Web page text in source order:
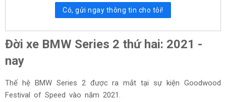
Có, gửi ngay thông tin cho tôi!
Đời xe BMW Series 2 thứ hai: 2021 -
nay
Thế hệ BMW Series 2 được ra mắt tại sự kiện Goodwood
Festival of Speed vào năm 2021.